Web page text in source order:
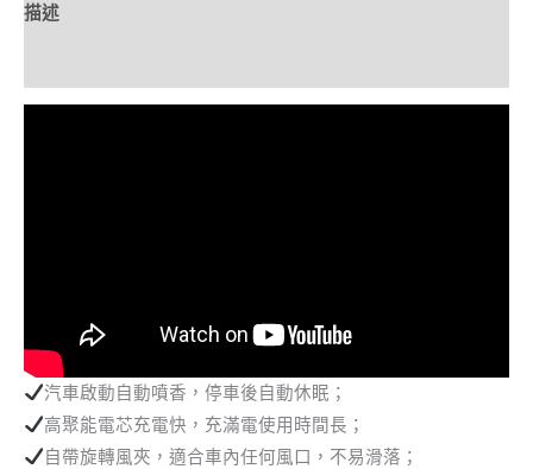
描述
汽車啟動自動噴香，停車後自動休眠；
高聚能電芯充電快，充滿電使用時間長；
自帶旋轉風夾，適合車內任何風口，不易滑落；